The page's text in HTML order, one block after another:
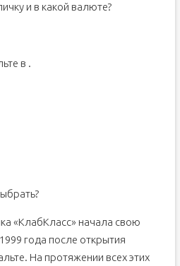
и в какой валюте?
в .
«КлабКласс» начала свою
года после открытия
На протяжении всех этих